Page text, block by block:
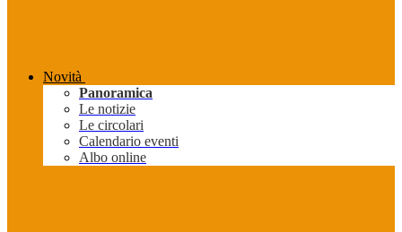
Novità
Panoramica
Le notizie
Le circolari
Calendario eventi
Albo online